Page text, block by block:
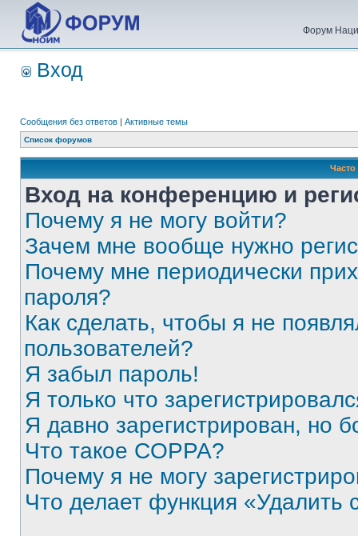
Форум
Вход
Сообщения без ответов | Активные темы
Список форумов
Вход на конференцию и
Почему я не могу войти?
Зачем мне вообще нужно
Почему мне периодически
пароля?
Как сделать, чтобы я не
пользователей?
Я забыл пароль!
Я только что
Я давно зарегистрирован, но
Что такое COPPA?
Почему я не могу
Что делает функция «Удалить